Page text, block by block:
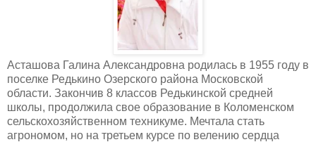
Асташова Галина Александровна родилась в 1955 году в
поселке Редькино Озерского района Московской
области. Закончив 8 классов Редькинской средней
школы, продолжила свое образование в Коломенском
сельскохозяйственном техникуме. Мечтала стать
агрономом, но на третьем курсе по велению сердца